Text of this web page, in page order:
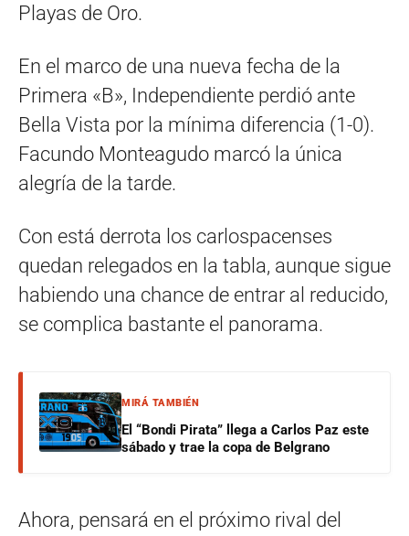
Playas de Oro.
En el marco de una nueva fecha de la
Primera «B», Independiente perdió ante
Bella Vista por la mínima diferencia (1-0).
Facundo Monteagudo marcó la única
alegría de la tarde.
Con está derrota los carlospacenses
quedan relegados en la tabla, aunque sigue
habiendo una chance de entrar al reducido,
se complica bastante el panorama.
MIRÁ TAMBIÉN
El “Bondi Pirata” llega a Carlos Paz este
sábado y trae la copa de Belgrano
Ahora, pensará en el próximo rival del